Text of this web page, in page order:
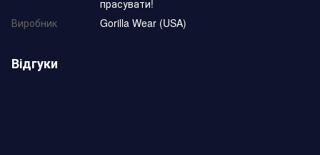
прасувати!
Виробник
Gorilla Wear (USA)
Відгуки